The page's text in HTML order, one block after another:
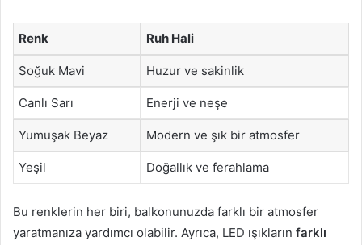
Renk Ruh Hali
Soğuk Mavi Huzur ve sakinlik
Canlı Sarı Enerji ve neşe
Yumuşak Beyaz Modern ve şık bir atmosfer
Yeşil Doğallık ve ferahlama
Bu renklerin her biri, balkonunuzda farklı bir atmosfer
yaratmanıza yardımcı olabilir. Ayrıca, LED ışıkların farklı